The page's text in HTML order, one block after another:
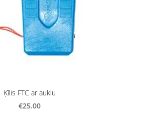
Ķīlis FTC ar auklu
€25.00